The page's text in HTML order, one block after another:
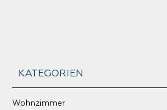
KATEGORIEN
Wohnzimmer